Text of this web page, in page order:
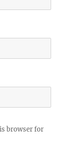
browser for